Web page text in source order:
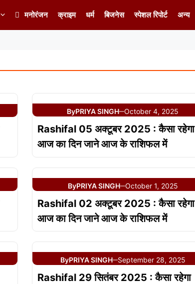
मनोरंजन क्राइम धर्म बिजनेस स्पेशल रिपोर्ट अन्य
ByPRIYA SINGH—October 4, 2025
Rashifal 05 अक्टूबर 2025 : कैसा रहेगा
आज का दिन जाने आज के राशिफल में
ByPRIYA SINGH—October 1, 2025
Rashifal 02 अक्टूबर 2025 : कैसा रहेगा
आज का दिन जाने आज के राशिफल में
ByPRIYA SINGH—September 28, 2025
Rashifal 29 सितंबर 2025 : कैसा रहेगा